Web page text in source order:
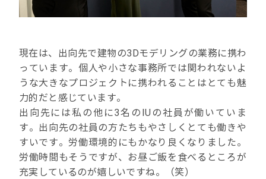
現在は、出向先で建物の3Dモデリングの業務に携わ
っています。個人や小さな事務所では関われないよ
うな大きなプロジェクトに携われることはとても魅
力的だと感じています。
出向先には私の他に3名のIUの社員が働いていま
す。出向先の社員の方たちもやさしくとても働きや
すいです。労働環境的にもかなり良くなりました。
労働時間もそうですが、お昼ご飯を食べるところが
充実しているのが嬉しいですね。（笑）